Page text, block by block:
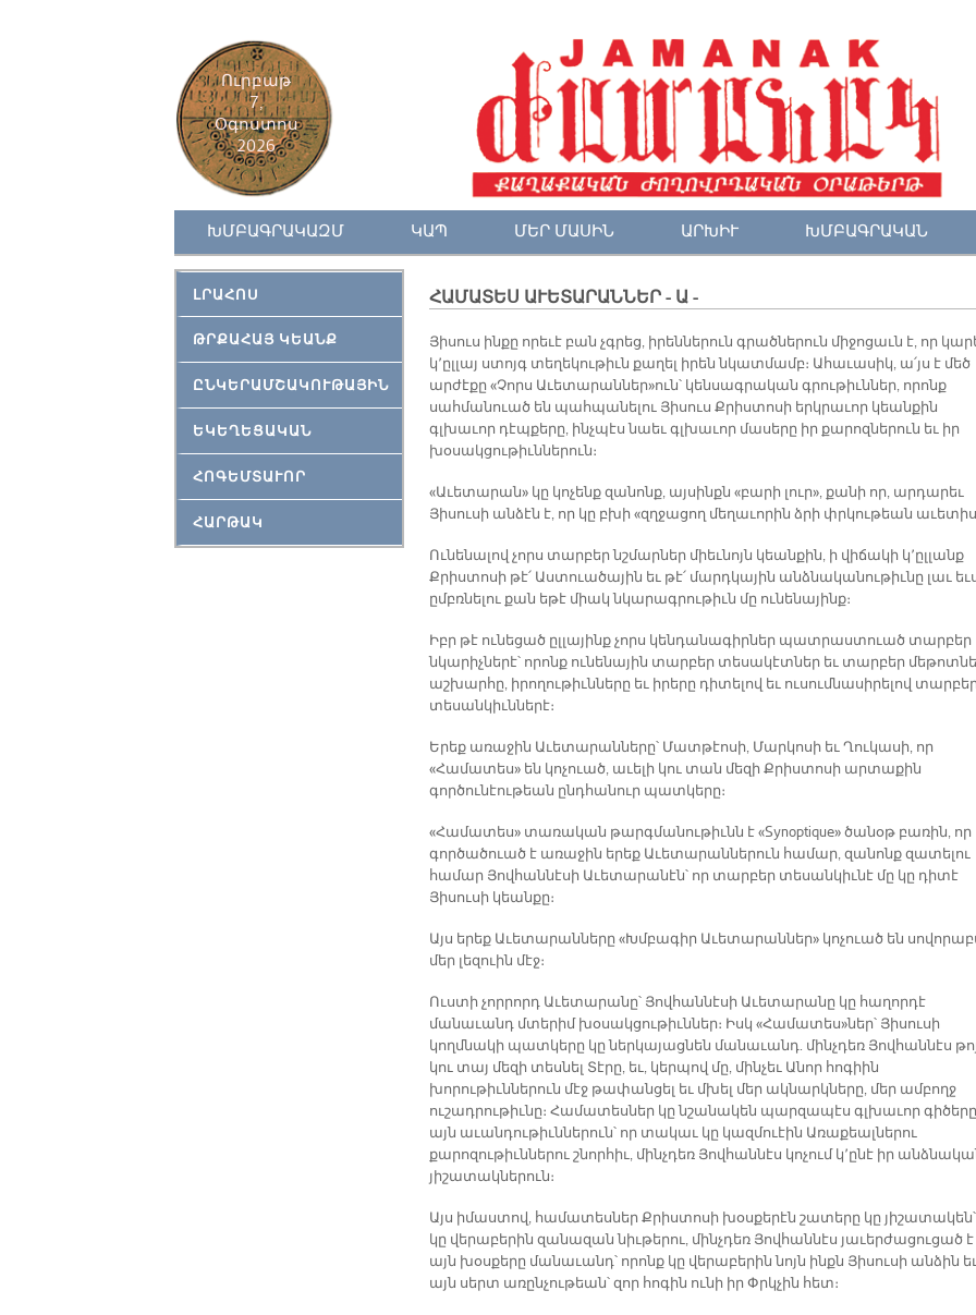
Ուրբաթ
7,
Օգոստոս
2026
ԽՄԲԱԳՐԱԿԱԶՄ ԿԱՊ ՄԵՐ ՄԱՍԻՆ ԱՐԽԻՒ ԽՄԲԱԳՐԱԿԱՆ
ԼՐԱՀՈՍ
ԹՐՔԱՀԱՅ ԿԵԱՆՔ
ԸՆԿԵՐԱՄՇԱԿՈՒԹԱՅԻՆ
ԵԿԵՂԵՑԱԿԱՆ
ՀՈԳԵՄՏԱՒՈՐ
ՀԱՐԹԱԿ
ՀԱՄԱՏԵՍ ԱՒԵՏԱՐԱՆՆԵՐ - Ա -
Յիսուս ինքը որեւէ բան չգրեց, իրեններուն գրածներուն միջոցաւն է, որ
կ՚ըլլայ ստոյգ տեղեկութիւն քաղել իրեն նկատմամբ։ Ահաւասիկ, ա՛յս է մեծ
արժէքը «Չորս Աւետարաններ»ուն՝ կենսագրական գրութիւններ, որոնք
սահմանուած են պահպանելու Յիսուս Քրիստոսի երկրաւոր կեանքին
գլխաւոր դէպքերը, ինչպէս նաեւ գլխաւոր մասերը իր քարոզներուն եւ իր
խօսակցութիւններուն։
«Աւետարան» կը կոչենք զանոնք, այսինքն «բարի լուր», քանի որ, արդարեւ
Յիսուսի անձէն է, որ կը բխի «զղջացող մեղաւորին ձրի փրկութեան
Ունենալով չորս տարբեր նշմարներ միեւնոյն կեանքին, ի վիճակի կ՚ըլլանք
Քրիստոսի թէ՛ Աստուածային եւ թէ՛ մարդկային անձնականութիւնը լաւ
ըմբռնելու քան եթէ միակ նկարագրութիւն մը ունենայինք։
Իբր թէ ունեցած ըլլայինք չորս կենդանագիրներ պատրաստուած տարբեր
նկարիչներէ՝ որոնք ունենային տարբեր տեսակէտներ եւ տարբեր
աշխարհը, իրողութիւնները եւ իրերը դիտելով եւ ուսումնասիրելով տարբեր
տեսանկիւններէ։
Երեք առաջին Աւետարանները՝ Մատթէոսի, Մարկոսի եւ Ղուկասի, որ
«Համատես» են կոչուած, աւելի կու տան մեզի Քրիստոսի արտաքին
գործունէութեան ընդհանուր պատկերը։
«Համատես» տառական թարգմանութիւնն է «Synoptique» ծանօթ բառին, որ
գործածուած է առաջին երեք Աւետարաններուն համար, զանոնք զատելու
համար Յովհաննէսի Աւետարանէն՝ որ տարբեր տեսանկիւնէ մը կը դիտէ
Յիսուսի կեանքը։
Այս երեք Աւետարանները «Խմբագիր Աւետարաններ» կոչուած են
մեր լեզուին մէջ։
Ուստի չորրորդ Աւետարանը՝ Յովհաննէսի Աւետարանը կը հաղորդէ
մանաւանդ մտերիմ խօսակցութիւններ։ Իսկ «Համատես»ներ՝ Յիսուսի
կողմնակի պատկերը կը ներկայացնեն մանաւանդ. մինչդեռ Յովհաննէս
կու տայ մեզի տեսնել Տէրը, եւ, կերպով մը, մինչեւ Անոր հոգիին
խորութիւններուն մէջ թափանցել եւ մխել մեր ակնարկները, մեր ամբողջ
ուշադրութիւնը։ Համատեսներ կը նշանակեն պարզապէս գլխաւոր գիծերը
այն աւանդութիւններուն՝ որ տակաւ կը կազմուէին Առաքեալներու
քարոզութիւններու շնորհիւ, մինչդեռ Յովհաննէս կոչում կ՚ընէ իր
յիշատակներուն։
Այս իմաստով, համատեսներ Քրիստոսի խօսքերէն շատերը կը յիշատակեն՝
կը վերաբերին զանազան նիւթերու, մինչդեռ Յովհաննէս յաւերժացուցած է
այն խօսքերը մանաւանդ՝ որոնք կը վերաբերին նոյն ինքն Յիսուսի անձին
այն սերտ առընչութեան՝ զոր հոգին ունի իր Փրկչին հետ։